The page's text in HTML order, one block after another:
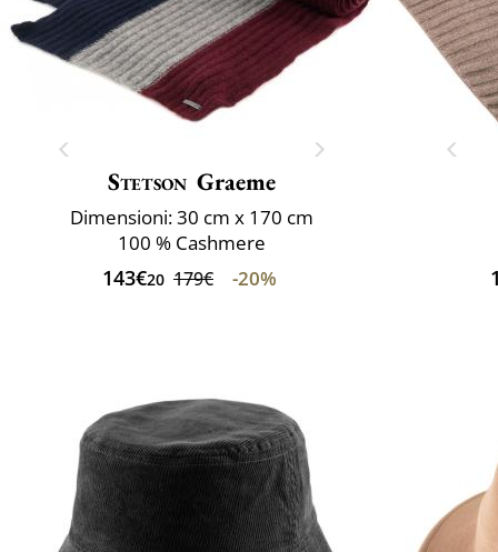
Stetson Graeme
Dimensioni: 30 cm x 170 cm
100 % Cashmere
143€20 179€ -20%